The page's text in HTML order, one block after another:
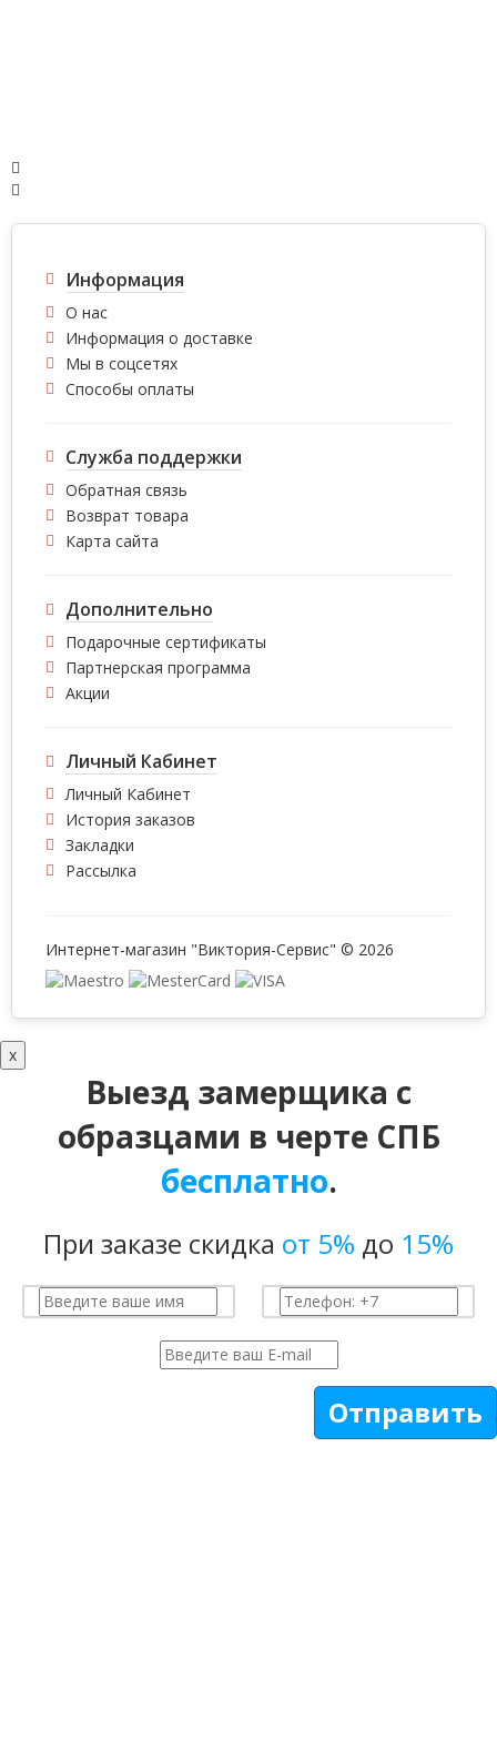
Информация
О нас
Информация о доставке
Мы в соцсетях
Способы оплаты
Служба поддержки
Обратная связь
Возврат товара
Карта сайта
Дополнительно
Подарочные сертификаты
Партнерская программа
Акции
Личный Кабинет
Личный Кабинет
История заказов
Закладки
Рассылка
Интернет-магазин "Виктория-Сервис" © 2026
x
Выезд замерщика с
образцами в черте СПБ
бесплатно.
При заказе скидка от 5% до 15%
Отправить